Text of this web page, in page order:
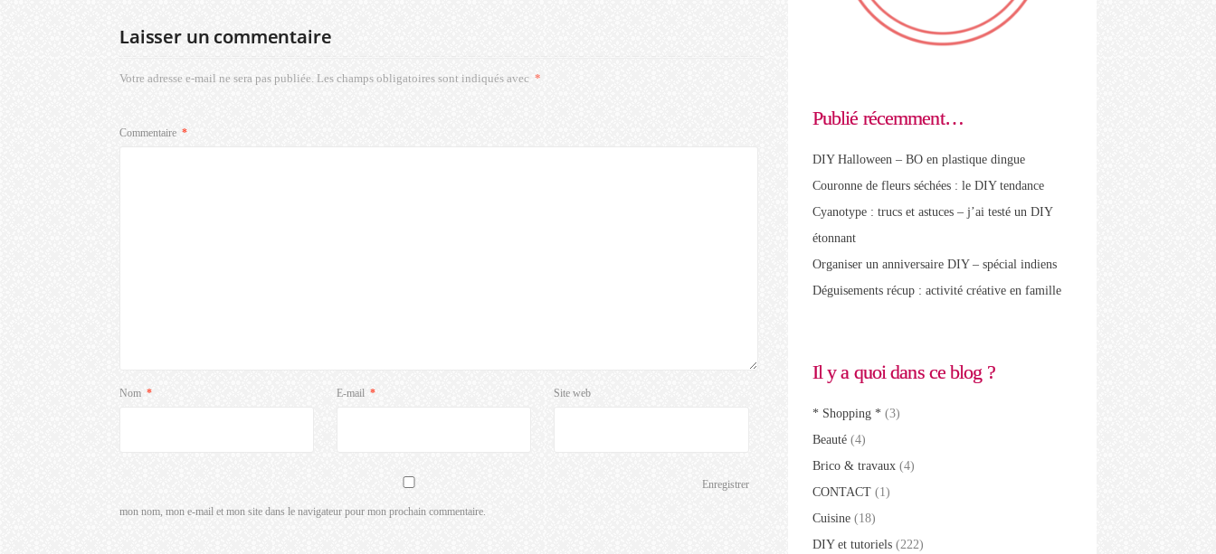
Laisser un commentaire
Votre adresse e-mail ne sera pas publiée. Les champs obligatoires sont indiqués avec *
Commentaire *
Nom * E-mail * Site web
Enregistrer
mon nom, mon e-mail et mon site dans le navigateur pour mon prochain commentaire.
Publié récemment…
DIY Halloween – BO en plastique dingue
Couronne de fleurs séchées : le DIY tendance
Cyanotype : trucs et astuces – j’ai testé un DIY
étonnant
Organiser un anniversaire DIY – spécial indiens
Déguisements récup : activité créative en famille
Il y a quoi dans ce blog ?
* Shopping *(3)
Beauté(4)
Brico & travaux(4)
CONTACT(1)
Cuisine(18)
DIY et tutoriels(222)